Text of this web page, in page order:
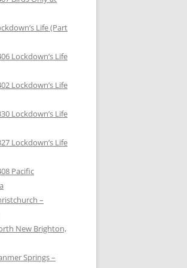
Life (Part
Lockdown’s Life
Lockdown’s Life
Lockdown’s Life
Lockdown’s Life
Pacific
–
New Brighton,
Springs –